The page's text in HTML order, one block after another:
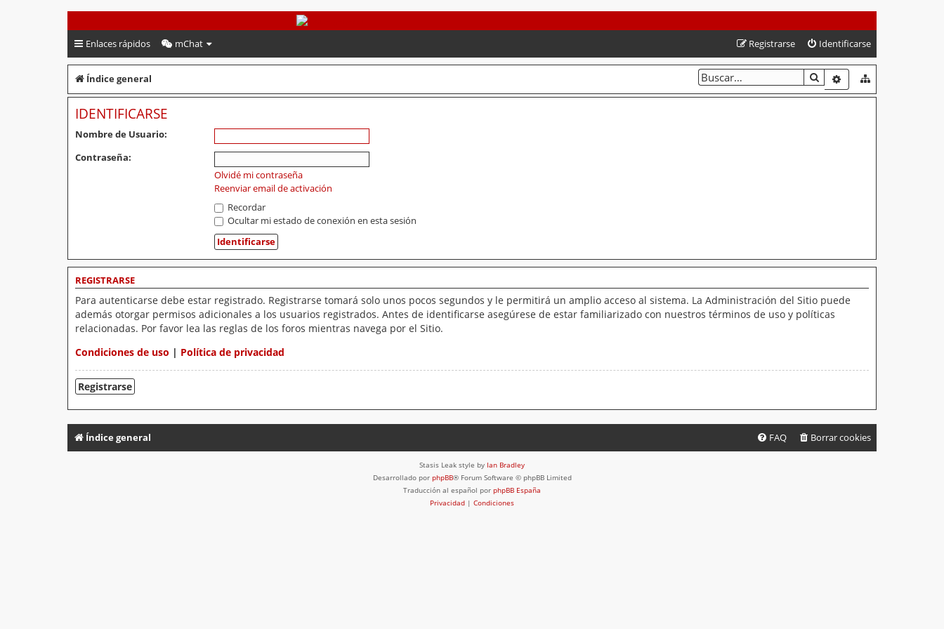
PeruVoley.com
Enlaces rápidos mChat Identificarse
Registrarse
Índice general BUSCARBÚSQUEDA
IDENTIFICARSE
Nombre de Usuario:
Contraseña:
Olvidé mi contraseña
Reenviar email de activación
Recordar
Ocultar mi estado de conexión en esta sesión
REGISTRARSE
Para autenticarse debe estar registrado. Registrarse tomará solo unos pocos segundos y le permitirá un amplio acceso al sistema. La Administración del Sitio puede
además otorgar permisos adicionales a los usuarios registrados. Antes de identificarse asegúrese de estar familiarizado con nuestros términos de uso y políticas
relacionadas. Por favor lea las reglas de los foros mientras navega por el Sitio.
Condiciones de uso | Política de privacidad
Registrarse
Índice general Borrar cookies
FAQ
Stasis Leak style by Ian Bradley
Desarrollado por phpBB® Forum Software © phpBB Limited
Traducción al español por phpBB España
Privacidad | Condiciones